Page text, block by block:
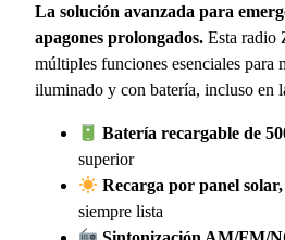
La solución avanzada para
apagones prolongados. Esta radio
múltiples funciones esenciales para
iluminado y con batería, incluso en
Batería recargable de
superior
Recarga por panel
siempre lista